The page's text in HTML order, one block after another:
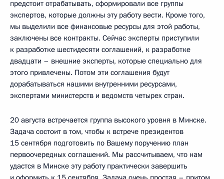
предстоит отрабатывать, сформировали все группы
экспертов, которые должны эту работу вести. Кроме того,
мы выделили все финансовые ресурсы для этой работы,
заключены все контракты. Сейчас эксперты приступили
к разработке шестидесяти соглашений, к разработке
двадцати – внешние эксперты, которые специально для
этого привлечены. Потом эти соглашения будут
дорабатываться нашими внутренними ресурсами,
экспертами министерств и ведомств четырех стран.
20 августа встречается группа высокого уровня в Минске.
Задача состоит в том, чтобы к встрече президентов
15 сентября подготовить по Вашему поручению план
первоочередных соглашений. Мы рассчитываем, что нам
удастся в Минске эту работу практически завершить